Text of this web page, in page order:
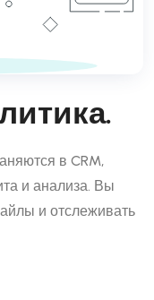
в CRM,
и анализа. Вы
и отслеживать